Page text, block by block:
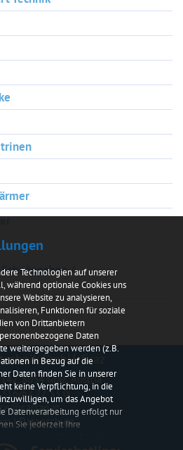
/
GmbH, Graz
8054 Graz, Austria
67 22 33 0
|Datenschutz
Technologien auf unserer
während optionale Cookies uns
Website zu analysieren,
Funktionen für soziale
von Drittanbietern
Daten
weitergegeben werden (z.B.
in Bezug auf die
Daten finden Sie in unserer
keine Verpflichtung, in die
um das Angebot
Datenverarbeitung erfolgt nur
Sie jederzeit Ihre